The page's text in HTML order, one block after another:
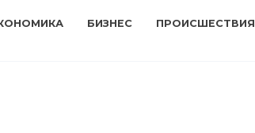
БИЗНЕС ПРОИСШЕСТВИЯ